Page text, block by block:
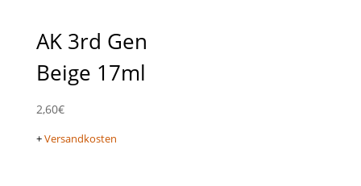
AK 3rd Gen
Beige 17ml
2,60€
+Versandkosten